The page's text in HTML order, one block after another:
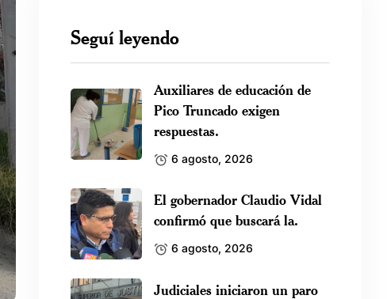
Seguí leyendo
Auxiliares de educación de
Pico Truncado exigen
respuestas.
6 agosto, 2026
El gobernador Claudio Vidal
confirmó que buscará la.
6 agosto, 2026
Judiciales iniciaron un paro